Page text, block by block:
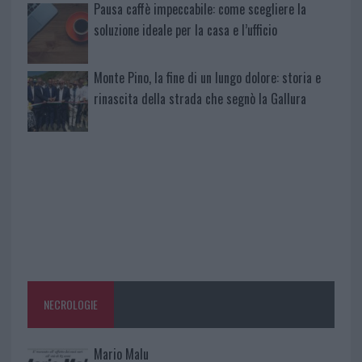
Pausa caffè impeccabile: come scegliere la
soluzione ideale per la casa e l’ufficio
Monte Pino, la fine di un lungo dolore: storia e
rinascita della strada che segnò la Gallura
NECROLOGIE
Mario Malu